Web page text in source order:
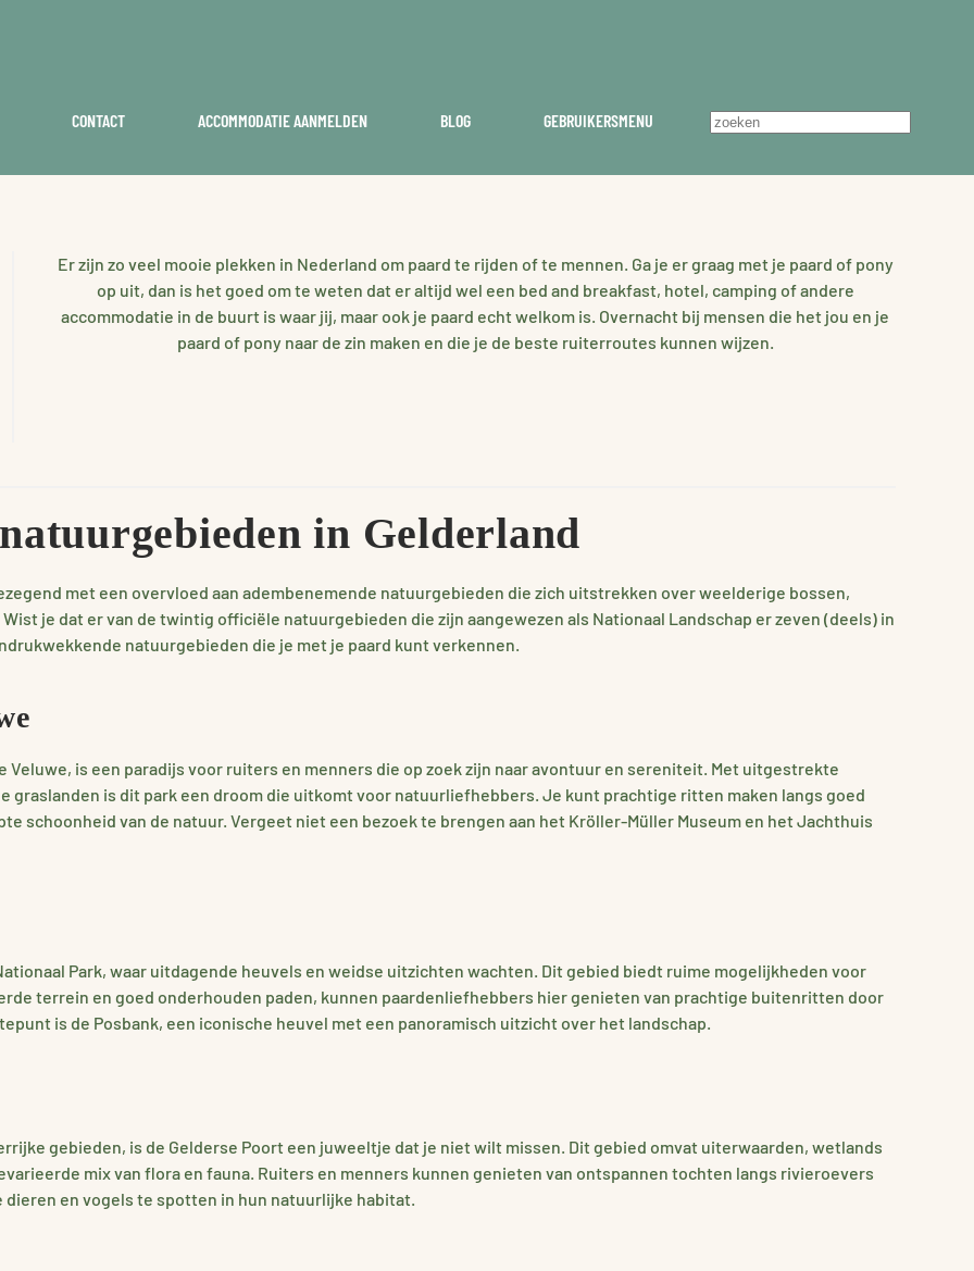
CONTACT ACCOMMODATIE AANMELDEN BLOG GEBRUIKERSMENU
Er zijn zo veel mooie plekken in Nederland om paard te rijden of te mennen. Ga je er graag met je paard of pony
op uit, dan is het goed om te weten dat er altijd wel een bed and breakfast, hotel, camping of andere
accommodatie in de buurt is waar jij, maar ook je paard echt welkom is. Overnacht bij mensen die het jou en je
paard of pony naar de zin maken en die je de beste ruiterroutes kunnen wijzen.
in Gelderland
met een overvloed aan adembenemende natuurgebieden die zich uitstrekken over weelderige bossen,
je dat er van de twintig officiële natuurgebieden die zijn aangewezen als Nationaal Landschap er zeven (deels) in
natuurgebieden die je met je paard kunt verkennen.
Veluwe, is een paradijs voor ruiters en menners die op zoek zijn naar avontuur en sereniteit. Met uitgestrekte
is dit park een droom die uitkomt voor natuurliefhebbers. Je kunt prachtige ritten maken langs goed
schoonheid van de natuur. Vergeet niet een bezoek te brengen aan het Kröller-Müller Museum en het Jachthuis
Park, waar uitdagende heuvels en weidse uitzichten wachten. Dit gebied biedt ruime mogelijkheden voor
terrein en goed onderhouden paden, kunnen paardenliefhebbers hier genieten van prachtige buitenritten door
is de Posbank, een iconische heuvel met een panoramisch uitzicht over het landschap.
gebieden, is de Gelderse Poort een juweeltje dat je niet wilt missen. Dit gebied omvat uiterwaarden, wetlands
mix van flora en fauna. Ruiters en menners kunnen genieten van ontspannen tochten langs rivieroevers
en vogels te spotten in hun natuurlijke habitat.